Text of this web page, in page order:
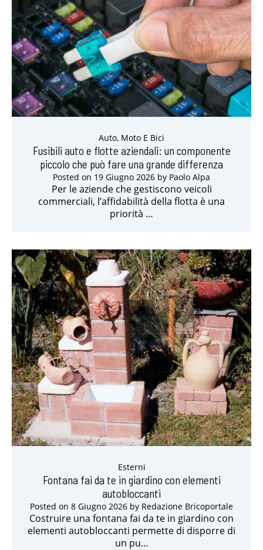
Auto, Moto E Bici
Fusibili auto e flotte aziendali: un componente
piccolo che può fare una grande differenza
Posted on 19 Giugno 2026 by Paolo Alpa
Per le aziende che gestiscono veicoli
commerciali, l’affidabilità della flotta è una
priorità …
Esterni
Fontana fai da te in giardino con elementi
autobloccanti
Posted on 8 Giugno 2026 by Redazione Bricoportale
Costruire una fontana fai da te in giardino con
elementi autobloccanti permette di disporre di
un pu…